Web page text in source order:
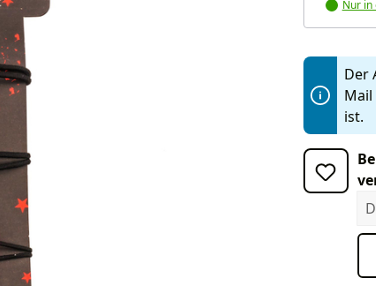
Nur in
Der
ist.